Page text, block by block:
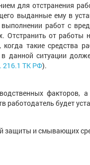
для отстранения
выданные ему в
работ с
Отстранить от
такие средства
данной ситуации
216.1 ТК РФ).
факторов,
будет
защиты и смывающих